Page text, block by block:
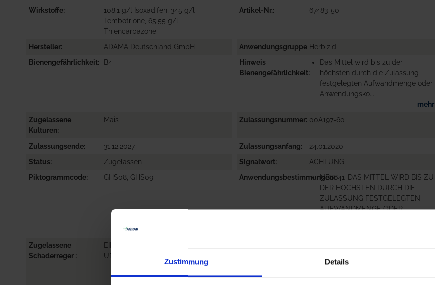
Zustimmung Details
Wirkstoffe
108.1 g/l Isoxadifen, 345 g/l
Tembotrione, 65.55 g/l
Thiencarbazone
Artikel-Nr. 67483-50
Hersteller ADAMA Deutschland GmbH Anwendungsgruppe Herbizid
Bienengefährlichkeit
B4
Hinweis
Bienengefährlichkeit
Das Mittel wird bis zu der
höchsten durch die Zulassung
festgelegten Aufwandmenge oder
Anwendungsko...
mehr
Zugelassene
Kulturen
Mais Zulassungsnummer 00A197-60
Zulassungsende 31.12.2027 Zulassungsanfang
24.01.2020
Status
Zugelassen Signalwort
ACHTUNG
Piktogrammcode
GHS08, GHS09 AnwendungsbestimmungenNB6641-DAS MITTEL WIRD BIS ZU
DER HÖCHSTEN DURCH DIE
ZULASSUNG FESTGELEGTEN
AUFWANDMENGE ODER
Zugelassene
Schaderreger
EINJÄHRIGE ZWEIKEIMBLÄTTRIGE
UNKRÄUTER, GRÄSER: ANNÜLLE
HERVORRUFEN.
EUH401-ZUR VERMEIDUNG VON